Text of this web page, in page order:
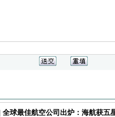
| 全球最佳航空公司出炉：海航获五